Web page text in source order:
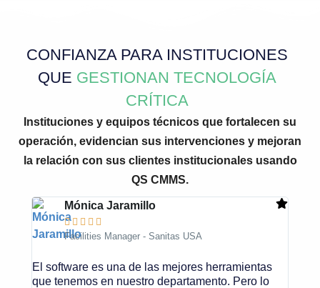
CONFIANZA PARA INSTITUCIONES
QUE GESTIONAN TECNOLOGÍA
CRÍTICA
Instituciones y equipos técnicos que fortalecen su
operación, evidencian sus intervenciones y mejoran
la relación con sus clientes institucionales usando
QS CMMS.
Mónica Jaramillo
    
Facilities Manager - Sanitas USA
El software es una de las mejores herramientas
que tenemos en nuestro departamento. Pero lo